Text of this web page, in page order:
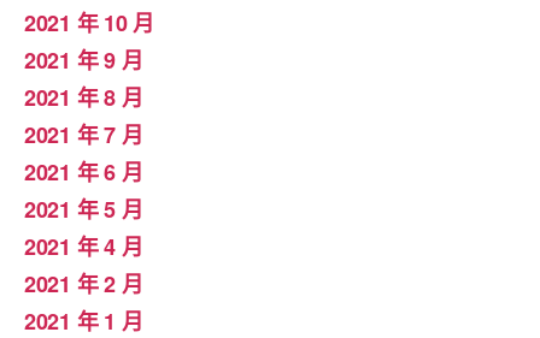
2021 年 10 月
2021 年 9 月
2021 年 8 月
2021 年 7 月
2021 年 6 月
2021 年 5 月
2021 年 4 月
2021 年 2 月
2021 年 1 月